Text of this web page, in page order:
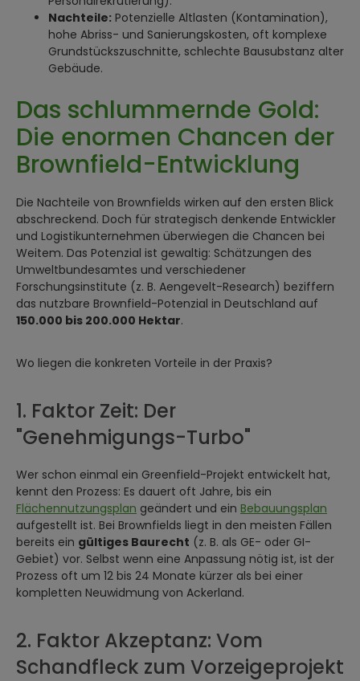
Nachteile: Potenzielle Altlasten (Kontamination),
hohe Abriss- und Sanierungskosten, oft komplexe
Grundstückszuschnitte, schlechte Bausubstanz alter
Gebäude.
Das schlummernde Gold:
Die enormen Chancen der
Brownfield-Entwicklung
Die Nachteile von Brownfields wirken auf den ersten Blick
abschreckend. Doch für strategisch denkende Entwickler
und Logistikunternehmen überwiegen die Chancen bei
Weitem. Das Potenzial ist gewaltig: Schätzungen des
Umweltbundesamtes und verschiedener
Forschungsinstitute (z. B. Aengevelt-Research) beziffern
das nutzbare Brownfield-Potenzial in Deutschland auf
150.000 bis 200.000 Hektar.
Wo liegen die konkreten Vorteile in der Praxis?
1. Faktor Zeit: Der
"Genehmigungs-Turbo"
Wer schon einmal ein Greenfield-Projekt entwickelt hat,
kennt den Prozess: Es dauert oft Jahre, bis ein
Flächennutzungsplan geändert und ein Bebauungsplan
aufgestellt ist. Bei Brownfields liegt in den meisten Fällen
bereits ein gültiges Baurecht (z. B. als GE- oder GI-
Gebiet) vor. Selbst wenn eine Anpassung nötig ist, ist der
Prozess oft um 12 bis 24 Monate kürzer als bei einer
kompletten Neuwidmung von Ackerland.
2. Faktor Akzeptanz: Vom
Schandfleck zum Vorzeigeprojekt